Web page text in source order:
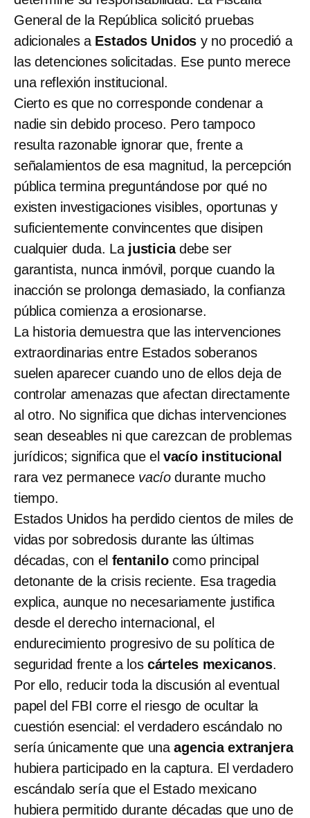
General de la República solicitó pruebas
adicionales a Estados Unidos y no procedió a
las detenciones solicitadas. Ese punto merece
una reflexión institucional.
Cierto es que no corresponde condenar a
nadie sin debido proceso. Pero tampoco
resulta razonable ignorar que, frente a
señalamientos de esa magnitud, la percepción
pública termina preguntándose por qué no
existen investigaciones visibles, oportunas y
suficientemente convincentes que disipen
cualquier duda. La justiciadebe ser
garantista, nunca inmóvil, porque cuando la
inacción se prolonga demasiado, la confianza
pública comienza a erosionarse.
La historia demuestra que las intervenciones
extraordinarias entre Estados soberanos
suelen aparecer cuando uno de ellos deja de
controlar amenazas que afectan directamente
al otro. No significa que dichas intervenciones
sean deseables ni que carezcan de problemas
jurídicos; significa que el vacío institucional
rara vez permanece vacío durante mucho
tiempo.
Estados Unidos ha perdido cientos de miles de
vidas por sobredosis durante las últimas
décadas, con el fentanilocomo principal
detonante de la crisis reciente. Esa tragedia
explica, aunque no necesariamente justifica
desde el derecho internacional, el
endurecimiento progresivo de su política de
seguridad frente a los cárteles mexicanos.
Por ello, reducir toda la discusión al eventual
papel del FBI corre el riesgo de ocultar la
cuestión esencial: el verdadero escándalo no
sería únicamente que una agencia extranjera
hubiera participado en la captura. El verdadero
escándalo sería que el Estado mexicano
hubiera permitido durante décadas que uno de